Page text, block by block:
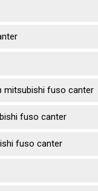
mitsubishi fuso canter
fuso canter
fuso canter